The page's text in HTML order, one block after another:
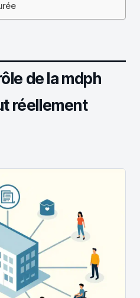
de la mdph
réellement